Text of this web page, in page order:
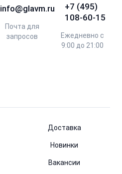
info@glavm.ru
Почта для
запросов
+7 (495)
108-60-15
Ежедневно с
9:00 до 21:00
Доставка
Новинки
Вакансии